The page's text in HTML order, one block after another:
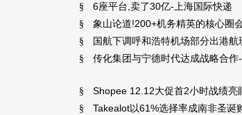
§ 6座平台,卖了30亿-上海国际快递
§ 象山论道!200+机务精英的核心圈
§ 国航下调呼和浩特机场部分出港
§ 传化集团与宁德时代达成战略合作
§ Shopee 12.12大促首2小时战绩亮
§ Takealot以61%选择率成南非圣诞